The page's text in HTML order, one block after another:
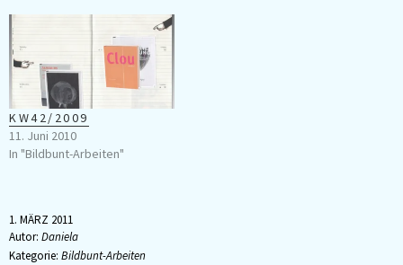
KW42/2009
11. Juni 2010
In "Bildbunt-Arbeiten"
1. MÄRZ 2011
Autor: Daniela
Kategorie: Bildbunt-Arbeiten